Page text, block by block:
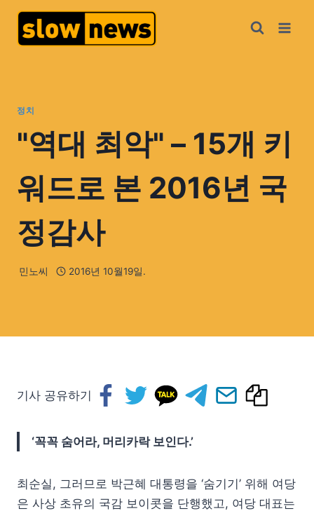
정치
"역대 최악" – 15개 키
워드로 본 2016년 국
정감사
민노씨 2016년 10월19일.
기사 공유하기
‘꼭꼭 숨어라, 머리카락 보인다.’
최순실, 그러므로 박근혜 대통령을 ‘숨기기’ 위해 여당
은 사상 초유의 국감 보이콧을 단행했고, 여당 대표는